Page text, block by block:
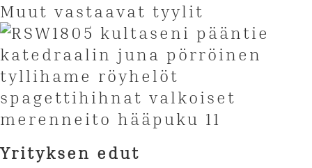
Muut vastaavat tyylit
Yrityksen edut